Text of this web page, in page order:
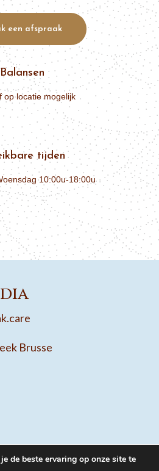
een afspraak
Balansen
op locatie mogelijk
tijden
10:00u-18:00u
Brusse
de beste ervaring op onze site te